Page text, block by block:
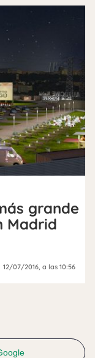
grande
Madrid
12/07/2016 , a las 10:56